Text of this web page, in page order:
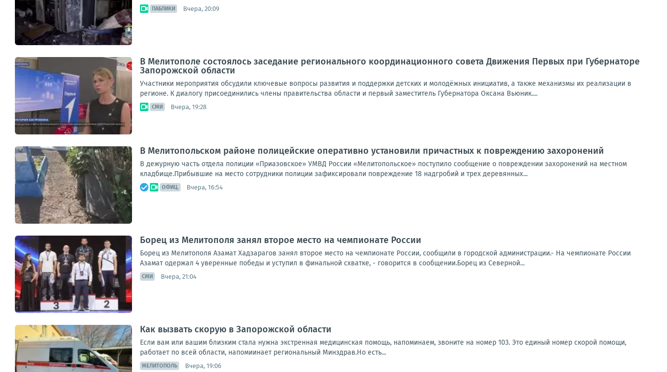
ПАБЛИКИ Вчера, 20:09
В Мелитополе состоялось заседание регионального координационного совета Движения Первых при Губернаторе
Запорожской области
Участники мероприятия обсудили ключевые вопросы развития и поддержки детских и молодёжных инициатив, а также механизмы их реализации в
регионе. К диалогу присоединились члены правительства области и первый заместитель Губернатора Оксана Вьюник....
СМИ Вчера, 19:28
В Мелитопольском районе полицейские оперативно установили причастных к повреждению захоронений
В дежурную часть отдела полиции «Приазовское» УМВД России «Мелитопольское» поступило сообщение о повреждении захоронений на местном
кладбище.Прибывшие на место сотрудники полиции зафиксировали повреждение 18 надгробий и трех деревянных...
ОФИЦ. Вчера, 16:54
Борец из Мелитополя занял второе место на чемпионате России
Борец из Мелитополя Азамат Хадзарагов занял второе место на чемпионате России, сообщили в городской администрации.- На чемпионате России
Азамат одержал 4 уверенные победы и уступил в финальной схватке, - говорится в сообщении.Борец из Северной...
СМИ Вчера, 21:04
Как вызвать скорую в Запорожской области
Если вам или вашим близким стала нужна экстренная медицинская помощь, напоминаем, звоните на номер 103. Это единый номер скорой помощи,
работает по всей области, напомиинает региональный Минздрав.Но есть...
МЕЛИТОПОЛЬ Вчера, 19:06